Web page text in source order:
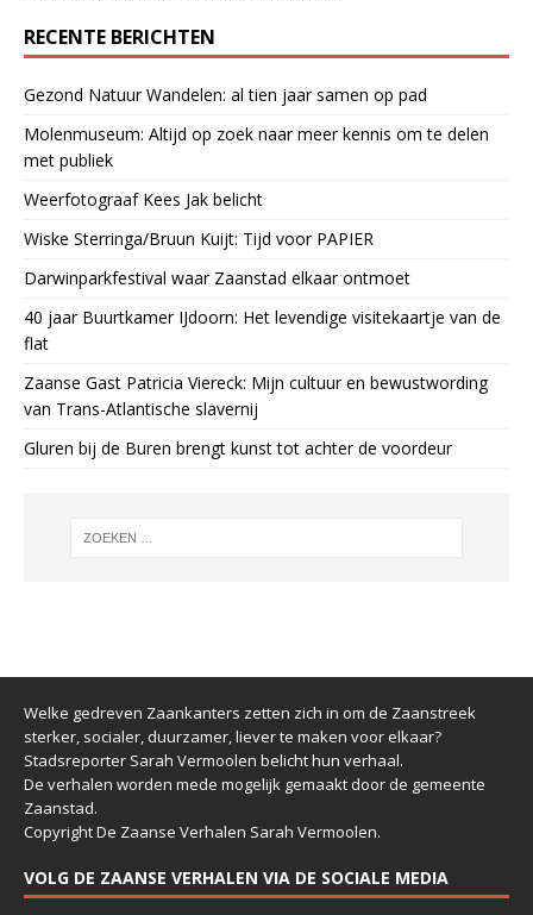
RECENTE BERICHTEN
Gezond Natuur Wandelen: al tien jaar samen op pad
Molenmuseum: Altijd op zoek naar meer kennis om te delen
met publiek
Weerfotograaf Kees Jak belicht
Wiske Sterringa/Bruun Kuijt: Tijd voor PAPIER
Darwinparkfestival waar Zaanstad elkaar ontmoet
40 jaar Buurtkamer IJdoorn: Het levendige visitekaartje van de
flat
Zaanse Gast Patricia Viereck: Mijn cultuur en bewustwording
van Trans-Atlantische slavernij
Gluren bij de Buren brengt kunst tot achter de voordeur
Welke gedreven Zaankanters zetten zich in om de Zaanstreek
sterker, socialer, duurzamer, liever te maken voor elkaar?
Stadsreporter Sarah Vermoolen belicht hun verhaal.
De verhalen worden mede mogelijk gemaakt door de gemeente
Zaanstad.
Copyright De Zaanse Verhalen Sarah Vermoolen.
VOLG DE ZAANSE VERHALEN VIA DE SOCIALE MEDIA